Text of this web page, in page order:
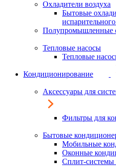
Охладители воздуха
Бытовые
Полупромышленные
Тепловые насосы
Тепловые
Кондиционирование
Аксессуары для
Фильтры для
Бытовые
Мобильные
Оконные
Сплит-системы